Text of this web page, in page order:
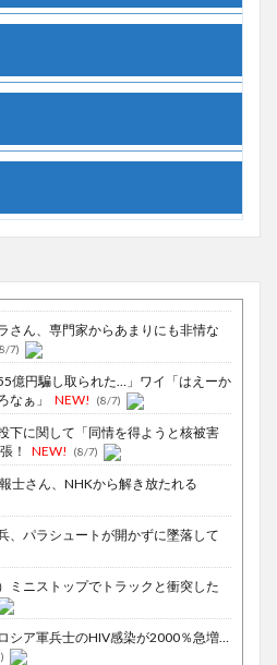
さん、専門家からあまりにも非情な
7)
億円騙し取られた…」ワイ「はえーか
なぁ」
NEW! (8/7)
下に関して「同情を得ようと核被害
！
NEW! (8/7)
士さん、NHKから解き放たれる
、パラシュートが開かずに墜落して
ミニストップでトラックと衝突した
シア軍兵士のHIV感染が2000％急増…